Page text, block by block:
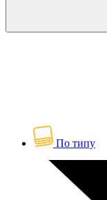
По типу